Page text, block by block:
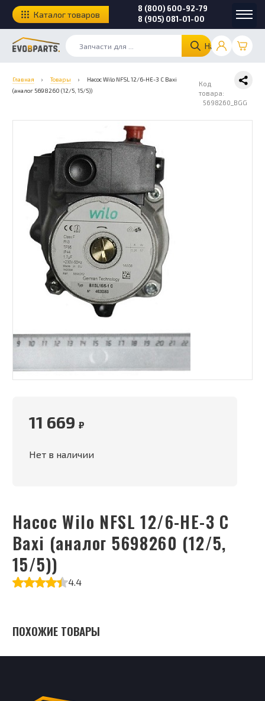
Найти
8 (800) 600-92-79
8 (905) 081-01-00
Каталог товаров
Главная › Товары ›
Насос Wilo NFSL 12/6-HE-3 C Baxi
(аналог 5698260 (12/5, 15/5))
Код
товара:
5698260_BGG
Насос Wilo NFSL 12/6-HE-3 C
Baxi (аналог 5698260 (12/5,
15/5))
4.4
11 669 ₽
Нет в наличии
ПОХОЖИЕ ТОВАРЫ